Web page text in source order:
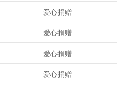
爱心捐赠
爱心捐赠
爱心捐赠
爱心捐赠